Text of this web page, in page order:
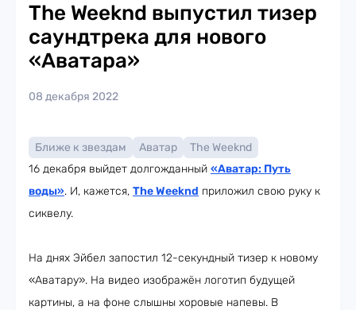
The Weeknd выпустил тизер
саундтрека для нового
«Аватара»
08 декабря 2022
Ближе к звездам Аватар
The Weeknd
16 декабря выйдет долгожданный «Аватар: Путь
воды». И, кажется, The Weeknd приложил свою руку к
сиквелу.
На днях Эйбел запостил 12-секундный тизер к новому
«Аватару». На видео изображён логотип будущей
картины, а на фоне слышны хоровые напевы. В